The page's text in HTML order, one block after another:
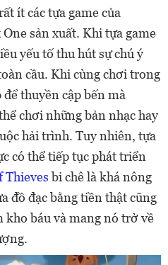
ít các tựa game của
sản xuất. Khi tựa game
yếu tố thu hút sự chú ý
cầu. Khi cùng chơi trong
thuyền cập bến mà
chơi những bản nhạc hay
hải trình. Tuy nhiên, tựa
có thể tiếp tục phát triển
Thievesbi chê là khá nông
đồ đạc bằng tiền thật cũng
báu và mang nó trở về